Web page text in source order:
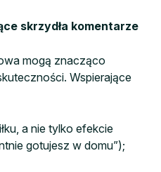
skrzydła komentarze
mogą znacząco
Wspierające
a nie tylko efekcie
gotujesz w domu”);